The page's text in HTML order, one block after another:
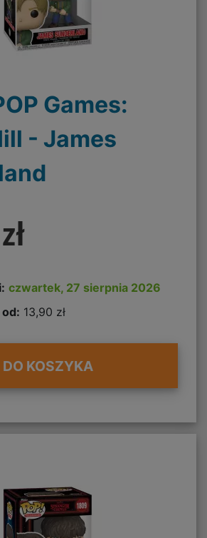
Games:
- James
czwartek, 27 sierpnia 2026
13,90 zł
DO KOSZYKA